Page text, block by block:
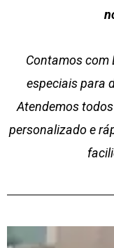
Contamos com
especiais para
Atendemos
personalizado e